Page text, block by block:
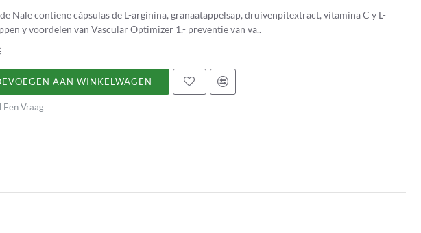
Nale contiene cápsulas de L-arginina, granaatappelsap, druivenpitextract, vitamina C y L-
citrulina. Eigenschappen y voordelen van Vascular Optimizer 1.- preventie van va..
AAN WINKELWAGEN
Een Vraag